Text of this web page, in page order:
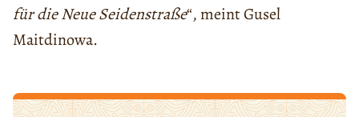
für die Neue Seidenstraße“, meint Gusel
Maitdinowa.